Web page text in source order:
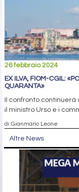
26 febbraio 2024
EX ILVA, FIOM-CGIL:
QUARANTA»
Il confronto continuerà
il ministro Urso e i
di Gianmario Leone
Altre News